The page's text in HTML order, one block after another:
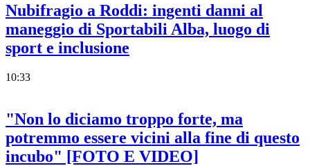
Nubifragio a Roddi: ingenti danni al
maneggio di Sportabili Alba, luogo di
sport e inclusione
10:33
"Non lo diciamo troppo forte, ma
potremmo essere vicini alla fine di questo
incubo" [FOTO E VIDEO]